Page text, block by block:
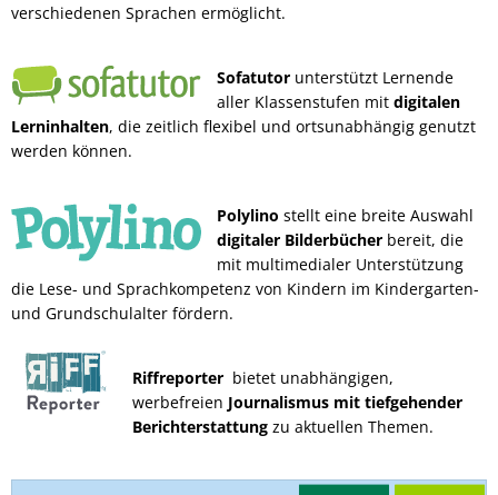
verschiedenen Sprachen ermöglicht.
Sofatutor unterstützt Lernende
aller Klassenstufen mit digitalen
Lerninhalten, die zeitlich flexibel und ortsunabhängig genutzt
werden können.
Polylino stellt eine breite Auswahl
digitaler Bilderbücher bereit, die
mit multimedialer Unterstützung
die Lese- und Sprachkompetenz von Kindern im Kindergarten-
und Grundschulalter fördern.
Riffreporter bietet unabhängigen,
werbefreien Journalismus mit tiefgehender
Berichterstattung zu aktuellen Themen.